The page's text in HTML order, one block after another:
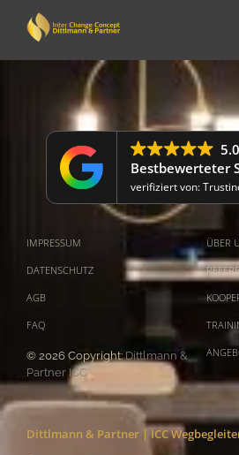
5.0
Bestbewerteter
verifiziert von:
IMPRESSUM
DATENSCHUTZ
AGB
FAQ
© 2026 Copyright:Dittlmann &
Partner ICC
ÜBER
Dittlmann & Partner | ICC